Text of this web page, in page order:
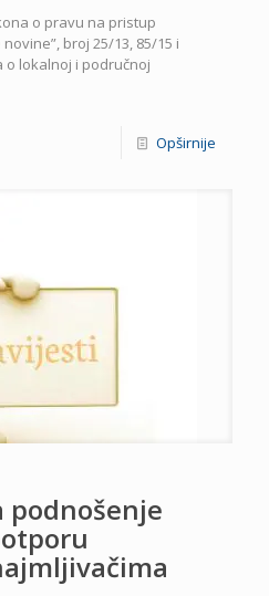
o pravu na pristup
broj 25/13, 85/15 i
o lokalnoj i područnoj
Opširnije
podnošenje